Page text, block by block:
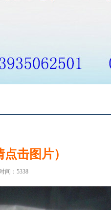
击图片）
间：5338